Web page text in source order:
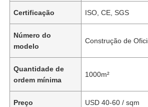
Certificação ISO, CE, SGS
Número do
modelo
Construção de
Quantidade de
ordem mínima
1000m²
Preço USD 40-60 / sqm